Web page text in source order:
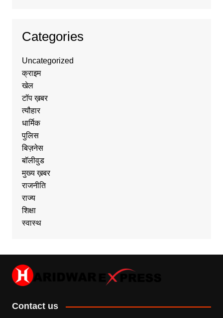
Categories
Uncategorized
क्राइम
खेल
टॉप ख़बर
त्यौहार
धार्मिक
पुलिस
बिज़नेस
बॉलीवुड
मुख्य ख़बर
राजनीति
राज्य
शिक्षा
स्वास्थ
Contact us